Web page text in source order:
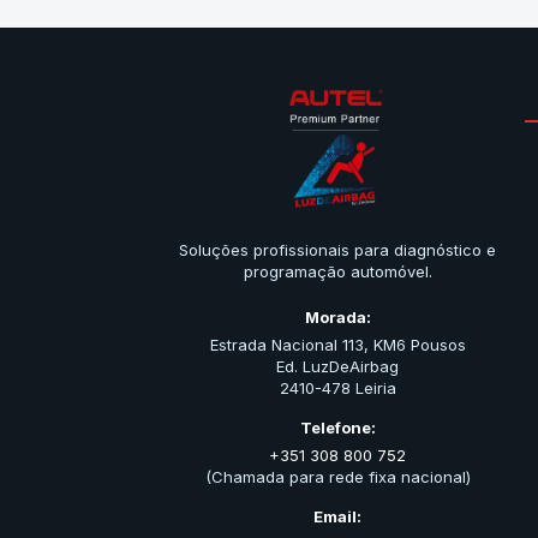
Soluções profissionais para diagnóstico e
programação automóvel.
Morada:
Estrada Nacional 113, KM6 Pousos
Ed. LuzDeAirbag
2410-478 Leiria
Telefone:
+351 308 800 752
(Chamada para rede fixa nacional)
Email: